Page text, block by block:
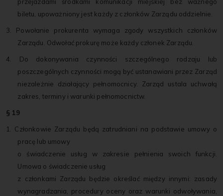
przejazdami środkami komunikacji miejskiej bez ważnego
biletu, upoważniony jest każdy z członków Zarządu oddzielnie.
3. Powołanie prokurenta wymaga zgody wszystkich członków
Zarządu. Odwołać prokurę może każdy członek Zarządu.
4. Do dokonywania czynności szczególnego rodzaju lub
poszczególnych czynności mogą być ustanawiani przez Zarząd
niezależnie działający pełnomocnicy. Zarząd ustala uchwałą
zakres, terminy i warunki pełnomocnictw.
§ 19
1. Członkowie Zarządu będą zatrudniani na podstawie umowy o
pracę lub umowy
o świadczenie usług w zakresie pełnienia swoich funkcji.
Umowa o świadczenie usług
z członkami Zarządu będzie określać między innymi: zasady
wynagradzania, procedury oceny oraz warunki odwoływania,